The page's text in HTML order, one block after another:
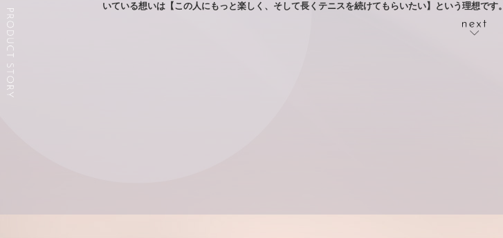
いている想いは【この人にもっと楽しく、そして長くテニスを続けてもらいたい】という理想です。